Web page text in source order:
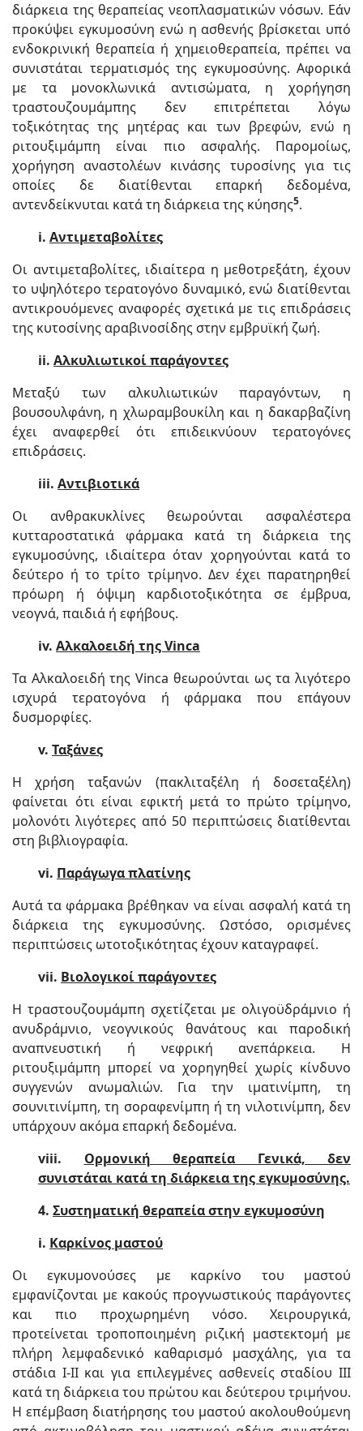
διάρκεια της θεραπείας νεοπλασματικών νόσων. Εάν
προκύψει εγκυμοσύνη ενώ η ασθενής βρίσκεται υπό
ενδοκρινική θεραπεία ή χημειοθεραπεία, πρέπει να
συνιστάται τερματισμός της εγκυμοσύνης. Αφορικά
με τα μονοκλωνικά αντισώματα, η χορήγηση
τραστουζουμάμπης δεν επιτρέπεται λόγω
τοξικότητας της μητέρας και των βρεφών, ενώ η
ριτουξιμάμπη είναι πιο ασφαλής. Παρομοίως,
χορήγηση αναστολέων κινάσης τυροσίνης για τις
οποίες δε διατίθενται επαρκή δεδομένα,
αντενδείκνυται κατά τη διάρκεια της κύησης5.
i. Αντιμεταβολίτες
Οι αντιμεταβολίτες, ιδιαίτερα η μεθοτρεξάτη, έχουν
το υψηλότερο τερατογόνο δυναμικό, ενώ διατίθενται
αντικρουόμενες αναφορές σχετικά με τις επιδράσεις
της κυτοσίνης αραβινοσίδης στην εμβρυϊκή ζωή.
ii. Αλκυλιωτικοί παράγοντες
Μεταξύ των αλκυλιωτικών παραγόντων, η
βουσουλφάνη, η χλωραμβουκίλη και η δακαρβαζίνη
έχει αναφερθεί ότι επιδεικνύουν τερατογόνες
επιδράσεις.
iii. Αντιβιοτικά
Οι ανθρακυκλίνες θεωρούνται ασφαλέστερα
κυτταροστατικά φάρμακα κατά τη διάρκεια της
εγκυμοσύνης, ιδιαίτερα όταν χορηγούνται κατά το
δεύτερο ή το τρίτο τρίμηνο. Δεν έχει παρατηρηθεί
πρόωρη ή όψιμη καρδιοτοξικότητα σε έμβρυα,
νεογνά, παιδιά ή εφήβους.
iv. Αλκαλοειδή της Vinca
Τα Αλκαλοειδή της Vinca θεωρούνται ως τα λιγότερο
ισχυρά τερατογόνα ή φάρμακα που επάγουν
δυσμορφίες.
v. Ταξάνες
Η χρήση ταξανών (πακλιταξέλη ή δοσεταξέλη)
φαίνεται ότι είναι εφικτή μετά το πρώτο τρίμηνο,
μολονότι λιγότερες από 50 περιπτώσεις διατίθενται
στη βιβλιογραφία.
vi. Παράγωγα πλατίνης
Αυτά τα φάρμακα βρέθηκαν να είναι ασφαλή κατά τη
διάρκεια της εγκυμοσύνης. Ωστόσο, ορισμένες
περιπτώσεις ωτοτοξικότητας έχουν καταγραφεί.
vii. Βιολογικοί παράγοντες
Η τραστουζουμάμπη σχετίζεται με ολιγοϋδράμνιο ή
ανυδράμνιο, νεογνικούς θανάτους και παροδική
αναπνευστική ή νεφρική ανεπάρκεια. Η
ριτουξιμάμπη μπορεί να χορηγηθεί χωρίς κίνδυνο
συγγενών ανωμαλιών. Για την ιματινίμπη, τη
σουνιτινίμπη, τη σοραφενίμπη ή τη νιλοτινίμπη, δεν
υπάρχουν ακόμα επαρκή δεδομένα.
viii. Ορμονική θεραπεία Γενικά, δεν
συνιστάται κατά τη διάρκεια της εγκυμοσύνης.
4. Συστηματική θεραπεία στην εγκυμοσύνη
i. Καρκίνος μαστού
Οι εγκυμονούσες με καρκίνο του μαστού
εμφανίζονται με κακούς προγνωστικούς παράγοντες
και πιο προχωρημένη νόσο. Χειρουργικά,
προτείνεται τροποποιημένη ριζική μαστεκτομή με
πλήρη λεμφαδενικό καθαρισμό μασχάλης, για τα
στάδια Ι-ΙΙ και για επιλεγμένες ασθενείς σταδίου III
κατά τη διάρκεια του πρώτου και δεύτερου τριμήνου.
Η επέμβαση διατήρησης του μαστού ακολουθούμενη